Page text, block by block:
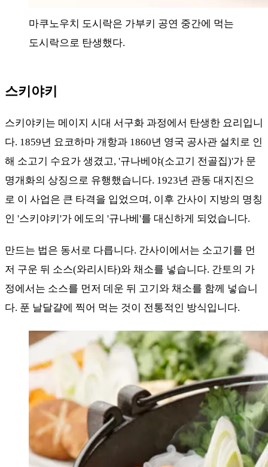
마쿠노우치 도시락은 가부키 공연 중간에 먹는
도시락으로 탄생했다.
스키야키
스키야키는 메이지 시대 서구화 과정에서 탄생한 요리입니
다. 1859년 요코하마 개항과 1860년 영국 공사관 설치로 인
해 소고기 수요가 생겼고, '규나베야(소고기 전골집)'가 문
명개화의 상징으로 유행했습니다. 1923년 관동 대지진으
로 이 사업은 큰 타격을 입었으며, 이후 간사이 지방의 명칭
인 '스키야키'가 에도의 '규나베'를 대신하게 되었습니다.
만드는 법은 동서로 다릅니다. 간사이에서는 소고기를 먼
저 구운 뒤 소스(와리시타)와 채소를 넣습니다. 간토의 가
정에서는 소스를 먼저 데운 뒤 고기와 채소를 함께 넣습니
다. 푼 날달걀에 찍어 먹는 것이 전통적인 방식입니다.